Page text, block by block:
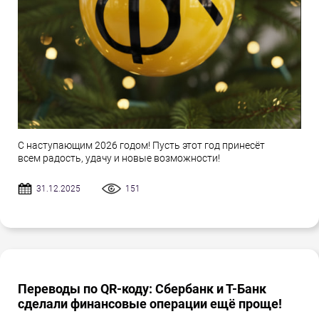
С наступающим 2026 годом! Пусть этот год принесёт
всем радость, удачу и новые возможности!
31.12.2025 151
Переводы по QR-коду: Сбербанк и Т-Банк
сделали финансовые операции ещё проще!